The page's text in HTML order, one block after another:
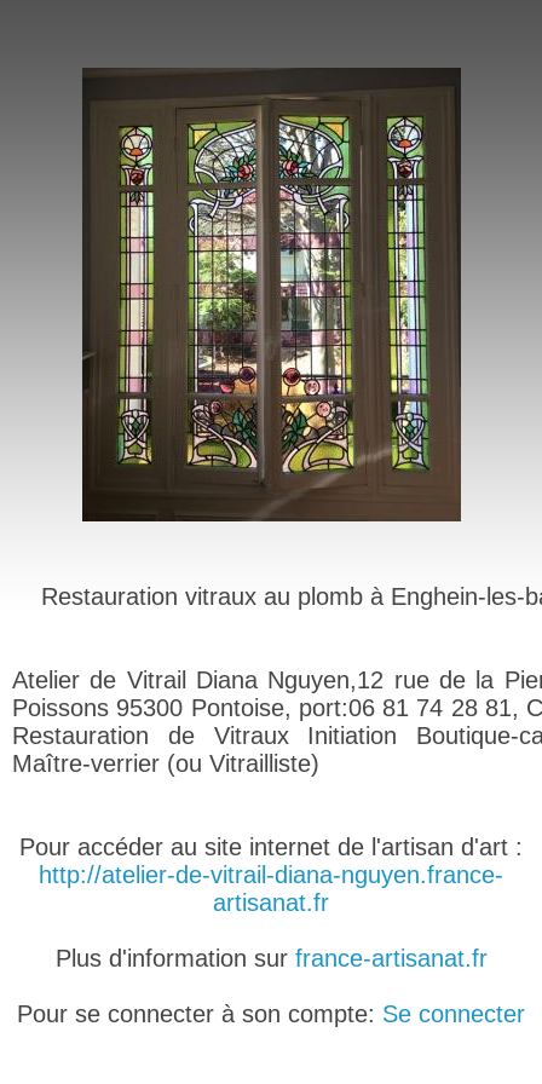
Restauration vitraux au plomb à Enghein-les-
Atelier de Vitrail Diana Nguyen,12 rue de la
Poissons 95300 Pontoise, port:06 81 74 28 81,
Restauration de Vitraux Initiation Boutique-
Maître-verrier (ou Vitrailliste)
Pour accéder au site internet de l'artisan d'art :
http://atelier-de-vitrail-diana-nguyen.france-
artisanat.fr
Plus d'information sur france-artisanat.fr
Pour se connecter à son compte: Se connecter